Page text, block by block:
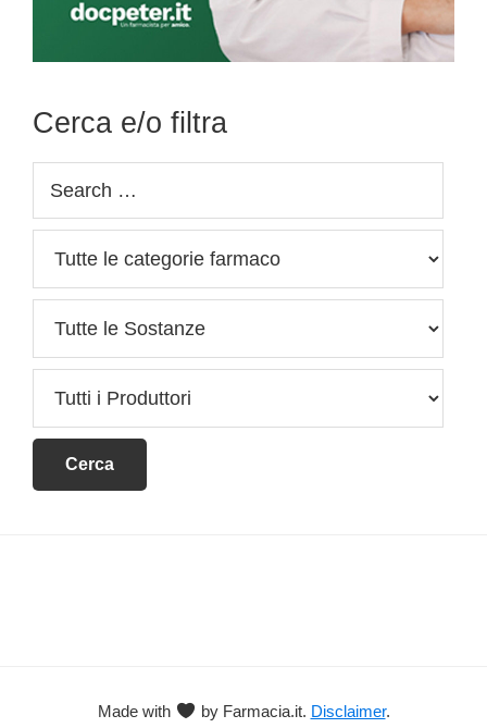
Cerca e/o filtra
Made with by Farmacia.it. Disclaimer.